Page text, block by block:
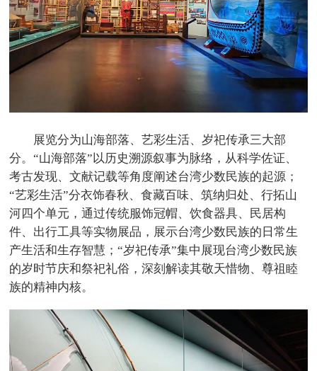
展览分为山海部落、艺彩生活、岁祀传承三大部
分。“山海部落”以历史溯源叙事为脉络，从科学佐证、
考古发现、文献记载等角度阐述台湾少数民族的起源；
“艺彩生活”分衣饰春秋、食藏百味、筑纳归处、行拓山
河四个单元，通过传统服饰冠帽、饮食器具、民居构
件、出行工具等实物展品，展示台湾少数民族的日常生
产生活和生存智慧；“岁祀传承”集中展现台湾少数民族
的岁时节庆和祭祀礼俗，深刻解读其敬天惜物、尊祖睦
族的精神内核。